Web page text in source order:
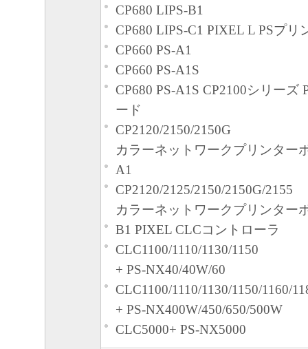
CP680 LIPS-B1
CP680 LIPS-C1 PIXEL L PSプリ
CP660 PS-A1
CP660 PS-A1S
CP680 PS-A1S CP2100シリーズ
ード
CP2120/2150/2150G
カラーネットワークプリンター
A1
CP2120/2125/2150/2150G/2155
カラーネットワークプリンター
B1 PIXEL CLCコントローラ
CLC1100/1110/1130/1150
+ PS-NX40/40W/60
CLC1100/1110/1130/1150/1160/
+ PS-NX400W/450/650/500W
CLC5000+ PS-NX5000